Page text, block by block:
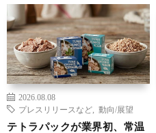
2026.08.08
プレスリリースなど
動向/展望
テトラパックが業界初、常温